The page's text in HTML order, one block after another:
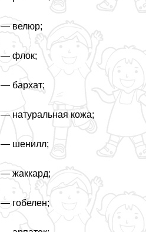
— велюр;
— флок;
— бархат;
— натуральная кожа;
— шенилл;
— жаккард;
— гобелен;